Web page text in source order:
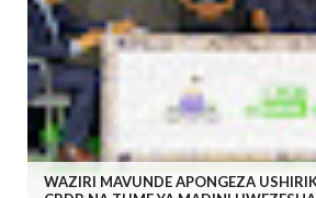
WAZIRI MAVUNDE APONGEZA